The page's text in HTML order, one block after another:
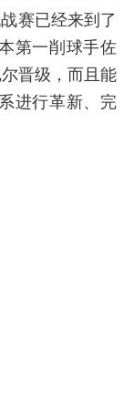
赛已经来到了
第一削球手佐
晋级，而且能
进行革新、完